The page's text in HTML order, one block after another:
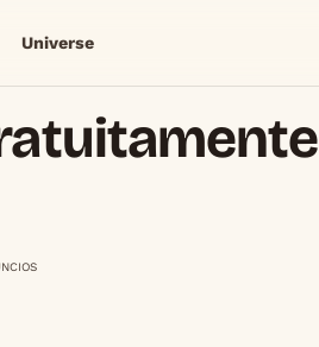
Universe